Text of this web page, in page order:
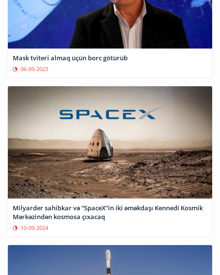
Mask tviteri almaq üçün borc götürüb
06-09-2023
Milyarder sahibkar və “SpaceX”in iki əməkdaşı Kennedi Kosmik
Mərkəzindən kosmosa çıxacaq
10-09-2024